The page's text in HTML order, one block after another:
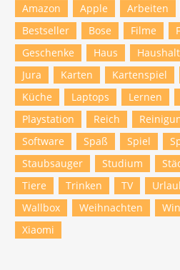
Amazon Apple Arbeiten
Bestseller
Bose Filme
Geschenke
Haus Haushalt
Jura
Karten Kartenspiel
Küche
Laptops Lernen
Playstation
Reich
Software
Spaß Spiel
Staubsauger
Studium
Tiere
Trinken TV
Wallbox
Weihnachten
Xiaomi